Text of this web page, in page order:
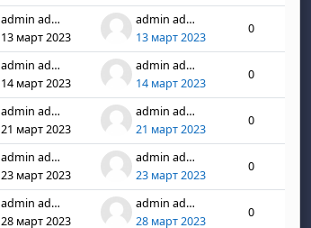
admin admin
13 март 2023
admin admin
13 март 2023
0
admin admin
14 март 2023
admin admin
14 март 2023
0
admin admin
21 март 2023
admin admin
21 март 2023
0
admin admin
23 март 2023
admin admin
23 март 2023
0
admin admin
28 март 2023
admin admin
28 март 2023
0